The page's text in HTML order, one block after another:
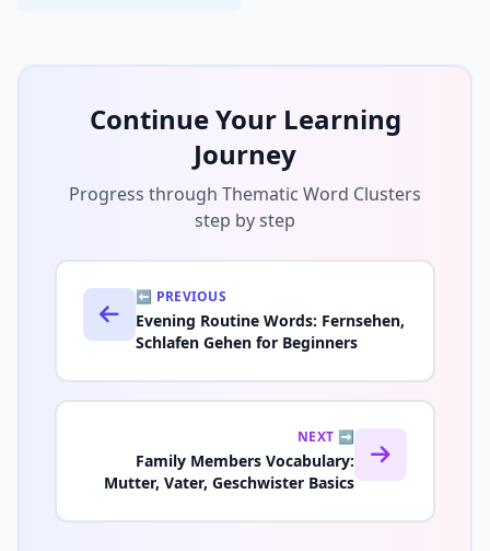
Continue Your Learning
Journey
Progress through Thematic Word Clusters
step by step
⬅️ PREVIOUS
Evening Routine Words: Fernsehen,
Schlafen Gehen for Beginners
NEXT ➡️
Family Members Vocabulary:
Mutter, Vater, Geschwister Basics